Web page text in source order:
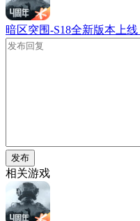
暗区突围-S18全新版本上线
发布
相关游戏